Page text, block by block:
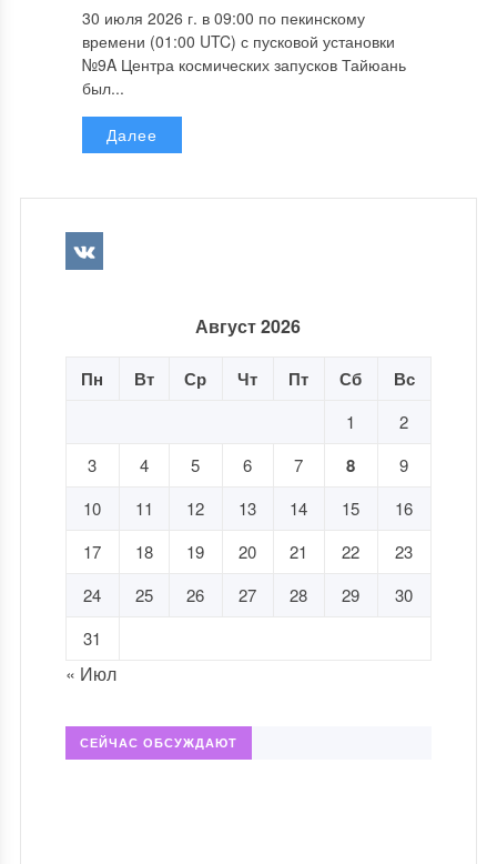
30 июля 2026 г. в 09:00 по пекинскому
времени (01:00 UTC) с пусковой установки
№9A Центра космических запусков Тайюань
был...
Далее
Август 2026
Пн Вт Ср Чт Пт Сб Вс
1
2
3
4 5 6 7 8
9
10
11 12 13 14 15
16
17
18 19 20 21 22
23
24
25 26 27 28 29
30
31
« Июл
СЕЙЧАС ОБСУЖДАЮТ